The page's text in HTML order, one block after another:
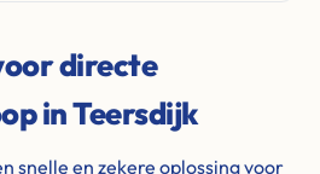
directe
in Teersdijk
snelle en zekere oplossing voor